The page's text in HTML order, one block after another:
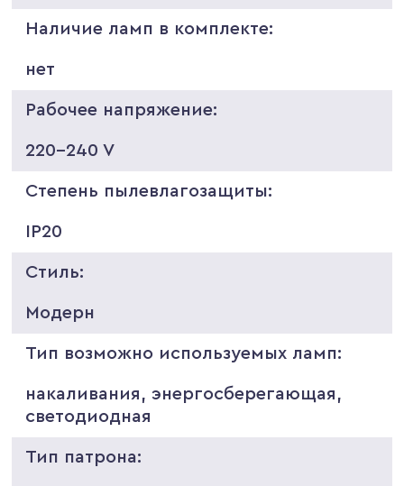
Наличие ламп в комплекте:
нет
Рабочее напряжение:
220-240 V
Степень пылевлагозащиты:
IP20
Стиль:
Модерн
Тип возможно используемых ламп:
накаливания, энергосберегающая,
светодиодная
Тип патрона: